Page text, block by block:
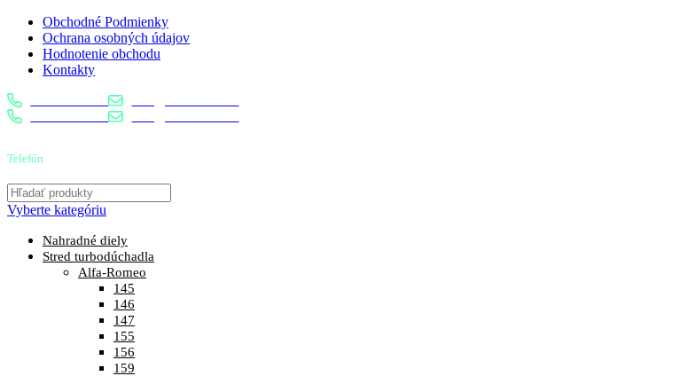
Obchodné Podmienky
Ochrana osobných údajov
Hodnotenie obchodu
Kontakty
0904 400 399
0904 400 399
Telefón
Vyberte kategóriu
Nahradné diely
Stred turbodúchadla
Alfa-Romeo
145
146
147
155
156
159